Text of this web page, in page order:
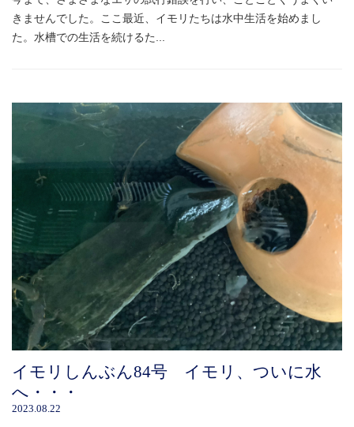
きませんでした。ここ最近、イモリたちは水中生活を始めまし
た。水槽での生活を続けるた...
イモリしんぶん84号 イモリ、ついに水
へ・・・
2023.08.22